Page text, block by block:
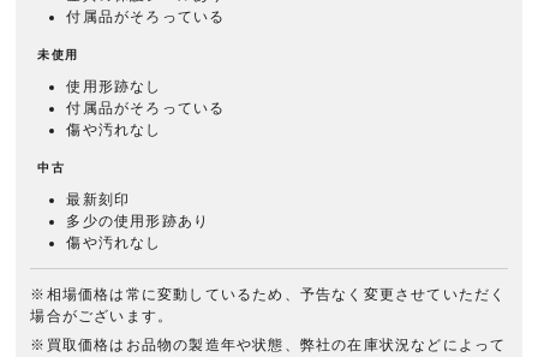
付属品がそろっている
未使用
使用形跡なし
付属品がそろっている
傷や汚れなし
中古
最新刻印
多少の使用形跡あり
傷や汚れなし
※相場価格は常に変動しているため、予告なく変更させていただく
場合がございます。
※買取価格はお品物の製造年や状態、弊社の在庫状況などによって